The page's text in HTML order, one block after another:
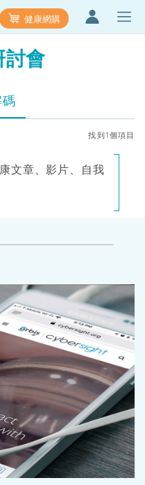
健康網購
討會
找到1個項目
文章、影片、自我